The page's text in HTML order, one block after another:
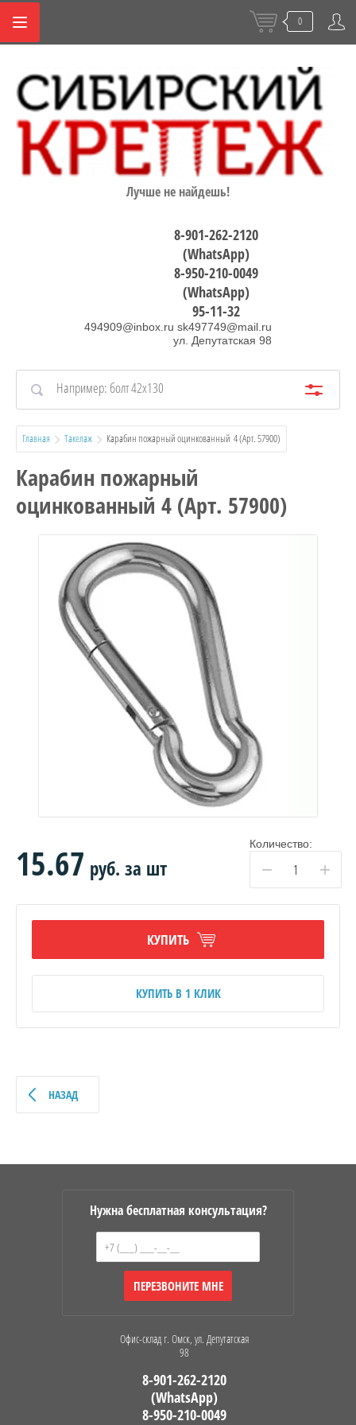
0
Лучше не найдешь!
8-901-262-2120
(WhatsApp)
8-950-210-0049
(WhatsApp)
95-11-32
494909@inbox.ru sk497749@mail.ru
ул. Депутатская 98
Главная Такелаж
  Карабин пожарный оцинкованный  4 (Арт. 57900)
Карабин пожарный
оцинкованный 4 (Арт. 57900)
15.67 руб. за шт
Количество:
− +
КУПИТЬ
КУПИТЬ В 1 КЛИК
НАЗАД
Нужна бесплатная консультация?
ПЕРЕЗВОНИТЕ МНЕ
Офис-склад г. Омск, ул. Депутатская
98
8-901-262-2120
(WhatsApp)
8-950-210-0049